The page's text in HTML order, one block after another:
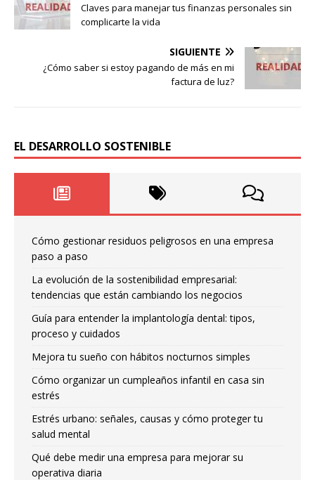
Claves para manejar tus finanzas personales sin
complicarte la vida
SIGUIENTE
¿Cómo saber si estoy pagando de más en mi
factura de luz?
EL DESARROLLO SOSTENIBLE
Cómo gestionar residuos peligrosos en una empresa
paso a paso
La evolución de la sostenibilidad empresarial:
tendencias que están cambiando los negocios
Guía para entender la implantología dental: tipos,
proceso y cuidados
Mejora tu sueño con hábitos nocturnos simples
Cómo organizar un cumpleaños infantil en casa sin
estrés
Estrés urbano: señales, causas y cómo proteger tu
salud mental
Qué debe medir una empresa para mejorar su
operativa diaria